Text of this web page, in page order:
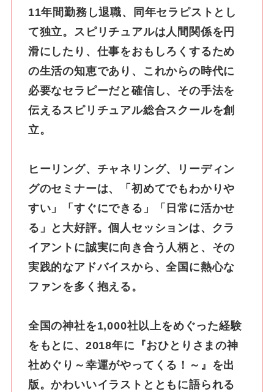
11年間勤務し退職、同年セラピストとし
て独立。スピリチュアルは人間関係を円
滑にしたり、仕事をおもしろくするため
の生活の知恵であり、これからの時代に
必要なセラピーだと確信し、その手法を
伝えるスピリチュアル総合スクールを創
立。
ヒーリング、チャネリング、リーディン
グのセミナーは、「初めてでもわかりや
すい」「すぐにできる」「日常に活かせ
る」と大好評。個人セッションは、クラ
イアントに誠実に向き合う人柄と、その
実践的なアドバイスから、全国に熱心な
ファンを多く抱える。
全国の神社を1,000社以上をめぐった経験
をもとに、2018年に『おひとりさまの神
社めぐり～幸運がやってくる！～』を出
版。かわいいイラストとともに語られる